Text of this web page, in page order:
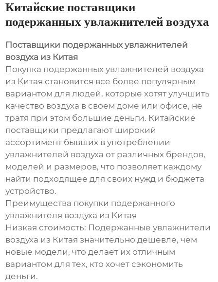
Китайские поставщики
подержанных увлажнителей воздуха
Поставщики подержанных увлажнителей
воздуха из Китая
Покупка подержанных увлажнителей воздуха
из Китая становится все более популярным
вариантом для людей, которые хотят улучшить
качество воздуха в своем доме или офисе, не
тратя при этом большие деньги. Китайские
поставщики предлагают широкий
ассортимент бывших в употреблении
увлажнителей воздуха от различных брендов,
моделей и размеров, что позволяет каждому
найти подходящее для своих нужд и бюджета
устройство.
Преимущества покупки подержанного
увлажнителя воздуха из Китая
Низкая стоимость: Подержанные увлажнители
воздуха из Китая значительно дешевле, чем
новые модели, что делает их отличным
вариантом для тех, кто хочет сэкономить
деньги.